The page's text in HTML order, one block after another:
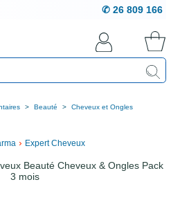
✆ 26 809 166
Beauté Cheveux et Ongles
› Expert Cheveux
Beauté Cheveux & Ongles Pack
3 mois